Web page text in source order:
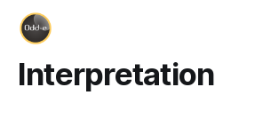
Interpretation